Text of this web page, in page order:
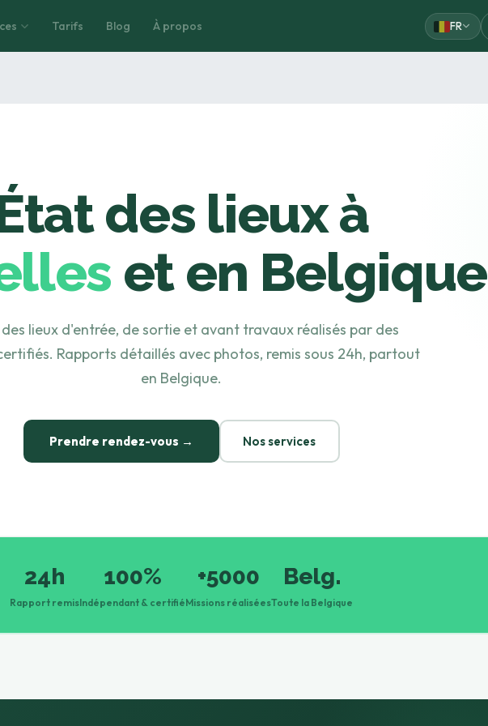
Tarifs Blog À propos FR
Tarifs Blog À propos FR
des lieux à
et en Belgique
lieux d'entrée, de sortie et avant travaux réalisés par des
Rapports détaillés avec photos, remis sous 24h, partout
en Belgique.
Prendre rendez-vous → Nos services
24h
Rapport remis
100%
Indépendant & certifié
+5000
Missions réalisées
Belg.
Toute la Belgique